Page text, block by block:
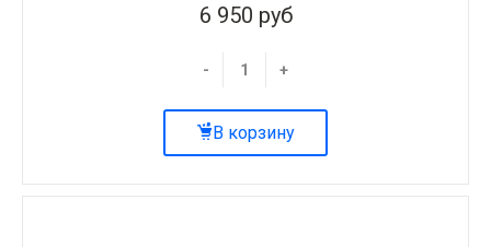
6 950 руб
- +
В корзину